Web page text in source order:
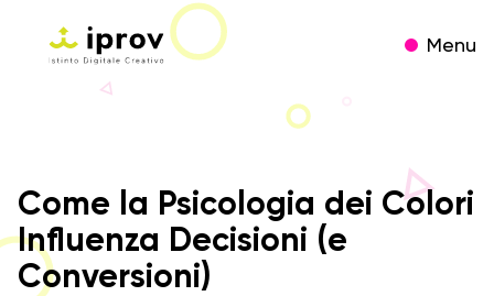
Menu
Come la Psicologia dei Colori
Influenza Decisioni (e
Conversioni)